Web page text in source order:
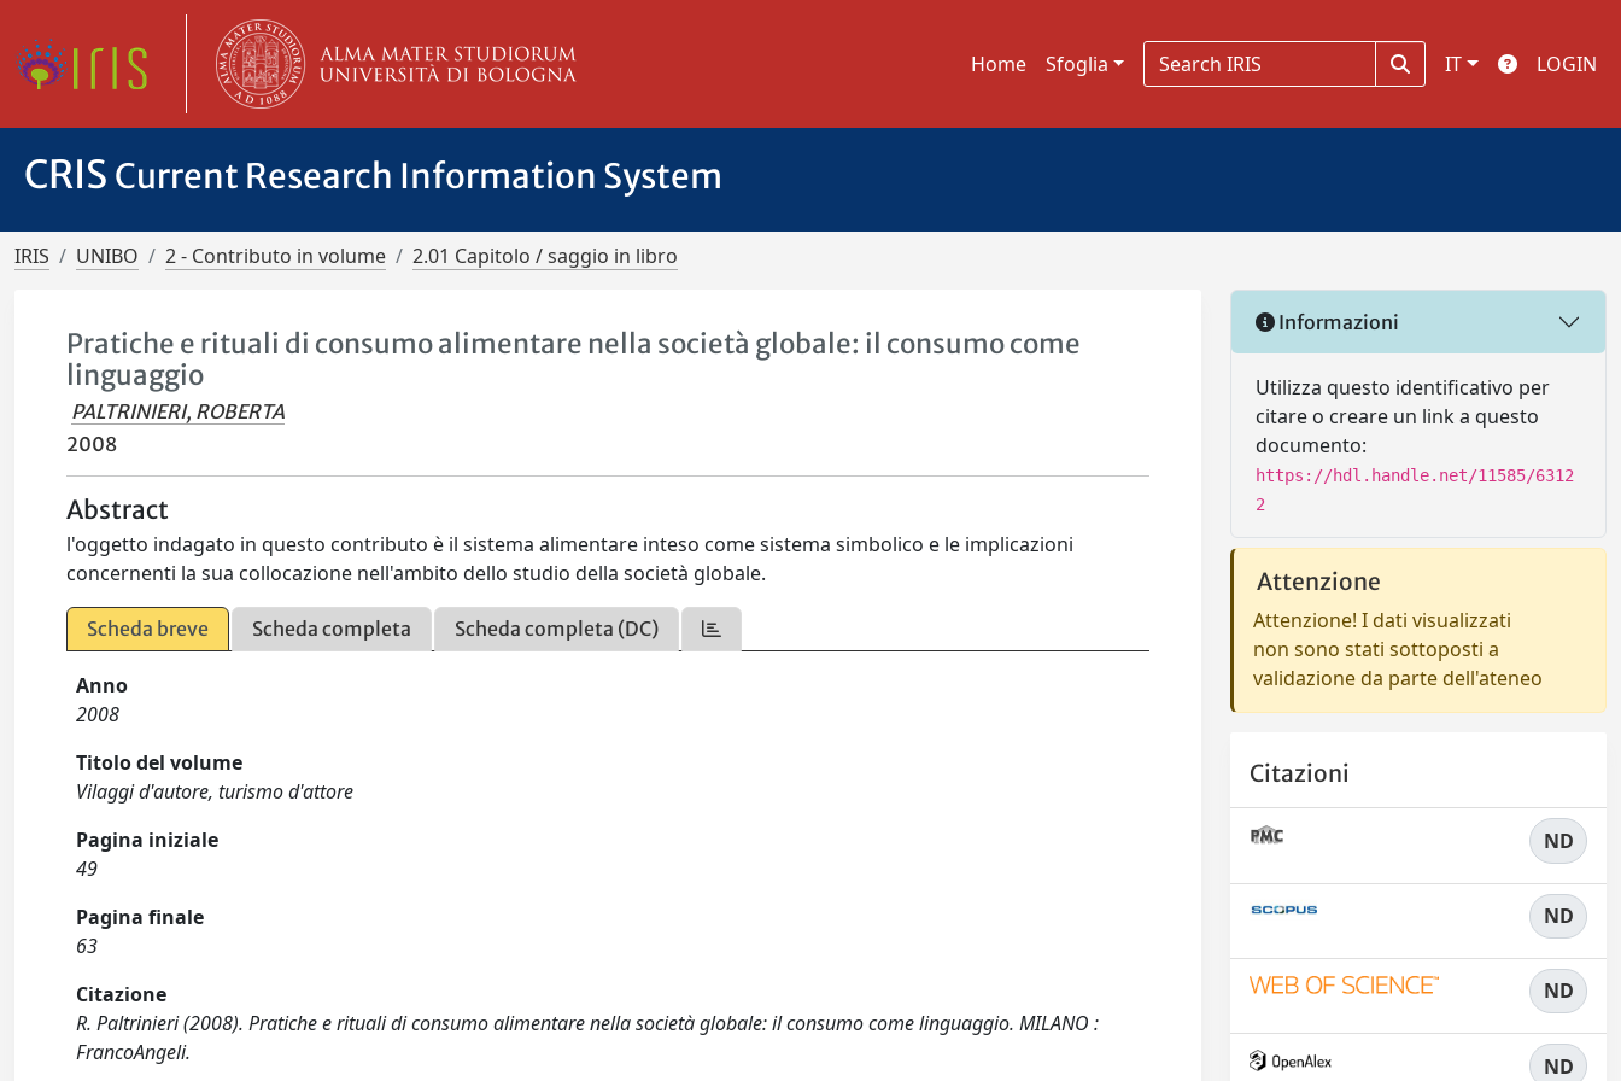
Home Sfoglia IT LOGIN
CRIS Current Research Information System
IRIS UNIBO 2 - Contributo in volume 2.01 Capitolo / saggio in libro
Pratiche e rituali di consumo alimentare nella società globale: il consumo come
linguaggio
PALTRINIERI, ROBERTA
2008
Abstract
l'oggetto indagato in questo contributo è il sistema alimentare inteso come sistema simbolico e le implicazioni
concernenti la sua collocazione nell'ambito dello studio della società globale.
Scheda breve Scheda completa Scheda completa (DC)
Anno
2008
Titolo del volume
Vilaggi d'autore, turismo d'attore
Pagina iniziale
49
Pagina finale
63
Citazione
R. Paltrinieri (2008). Pratiche e rituali di consumo alimentare nella società globale: il consumo come linguaggio. MILANO :
FrancoAngeli.
Informazioni
Utilizza questo identificativo per
citare o creare un link a questo
documento:
https://hdl.handle.net/11585/6312
2
Attenzione
Attenzione! I dati visualizzati
non sono stati sottoposti a
validazione da parte dell'ateneo
Citazioni
ND
ND
ND
ND